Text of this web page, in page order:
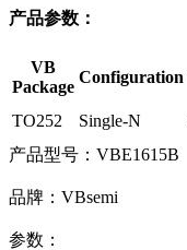
产品参数：
VB
Package
Configuration
TO252 Single-N
产品型号：VBE1615B
品牌：VBsemi
参数：